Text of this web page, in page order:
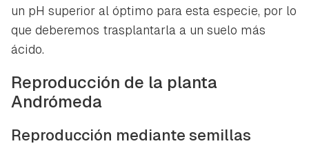
un pH superior al óptimo para esta especie, por lo
que deberemos trasplantarla a un suelo más
ácido.
Reproducción de la planta
Andrómeda
Reproducción mediante semillas